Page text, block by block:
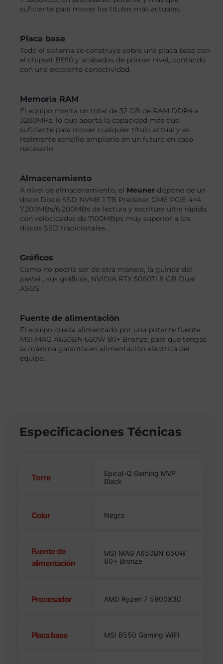
suficiente para mover los títulos más actuales.
Placa base
Todo el sistema se construye sobre una placa base con
el chipset B550 y acabados de primer nivel, contando
con una excelente conectividad.
Memoria RAM
El equipo monta un total de 32 GB de RAM DDR4 a
3200MHz, lo que aporta la capacidad más que
suficiente para mover cualquier título actual y es
realmente sencillo ampliarlo en un futuro en caso
necesario.
Almacenamiento
A nivel de almacenamiento, el Meuner dispone de un
disco Disco SSD NVME 1 TB Predator GM6 PCIE 4×4
7.200MBs/6.200MBs de lectura y escritura ultra rápida,
con velocidades de 7100MBps muy superior a los
discos SSD tradicionales. .
Gráficos
Como no podría ser de otra manera, la guinda del
pastel , sus gráficos, NVIDIA RTX 5060Ti 8 GB Dual
ASUS.
Fuente de alimentación
El equipo queda alimentado por una potente fuente
MSI MAG A650BN 650W 80+ Bronze, para que tengas
la máxima garantía en alimentación eléctrica del
equipo.
Especificaciones Técnicas
Torre
Epical-Q Gaming MVP
Black
Color Negro
Fuente de
alimentación
MSI MAG A650BN 650W
80+ Bronze
Procesador AMD Ryzen 7 5800X3D
Placa base MSI B550 Gaming WIFI